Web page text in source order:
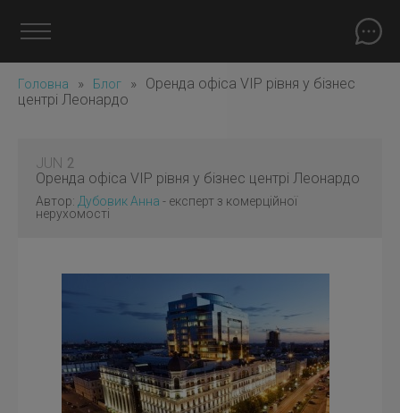
Головна » Блог »
Оренда офіса VIP рівня у бізнес
центрі Леонардо
JUN 2
Оренда офіса VIP рівня у бізнес центрі Леонардо
Автор: Дубовик Анна - експерт з комерційної
нерухомості